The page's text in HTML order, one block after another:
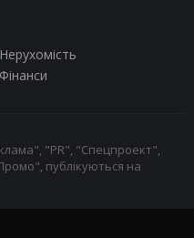
Нерухомість
Фінанси
"PR", "Спецпроект",
публікуються на